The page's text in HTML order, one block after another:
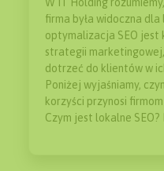
firma była widoczna
optymalizacja SEO jest
strategii
dotrzeć do klientów w
Poniżej wyjaśniamy,
korzyści przynosi
Czym jest lokalne